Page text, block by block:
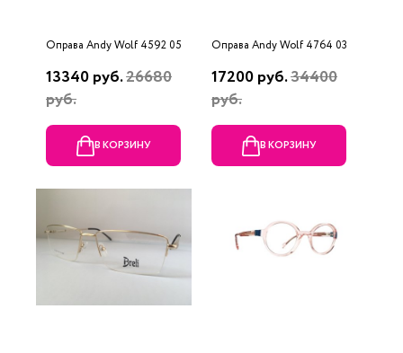
Оправа Andy Wolf 4592 05
13340 руб.26680
руб.
В КОРЗИНУ
Оправа Andy Wolf 4764 03
17200 руб.34400
руб.
В КОРЗИНУ